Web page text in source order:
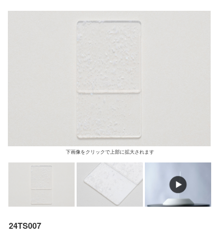
下画像をクリックで上部に拡大されます
24TS007